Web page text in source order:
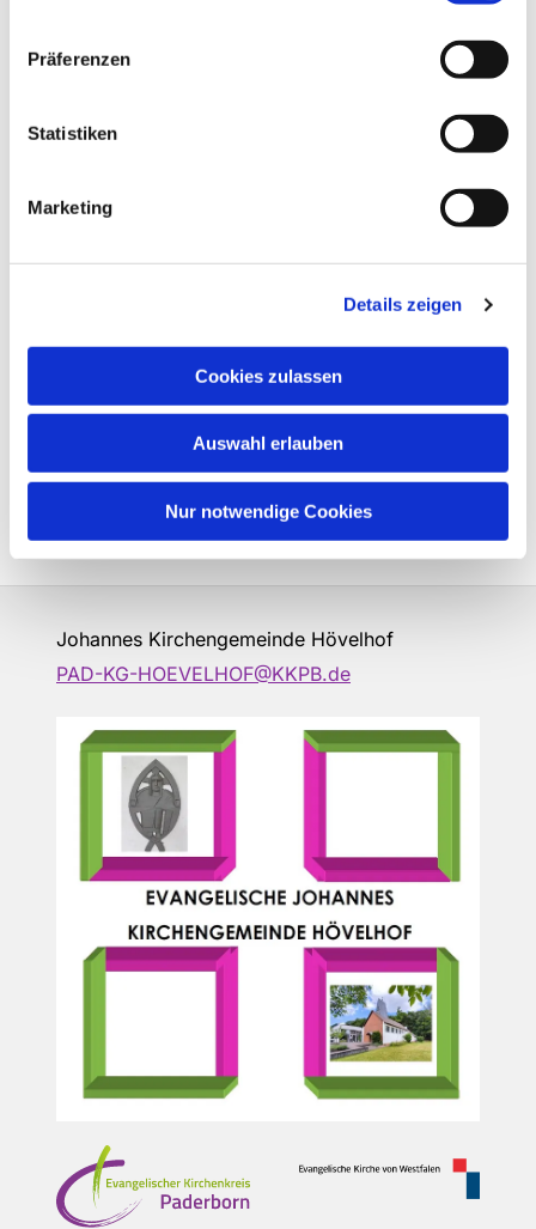
Präferenzen
Statistiken
Marketing
Details zeigen
Cookies zulassen
Auswahl erlauben
Nur notwendige Cookies
Johannes Kirchengemeinde Hövelhof
PAD-KG-HOEVELHOF@KKPB.de